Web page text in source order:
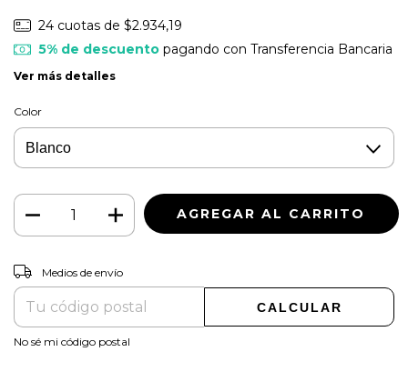
24 cuotas de $2.934,19
5% de descuentopagando con Transferencia Bancaria
Ver más detalles
Color
Entregas para el CP:
Medios de envío
CALCULAR
No sé mi código postal